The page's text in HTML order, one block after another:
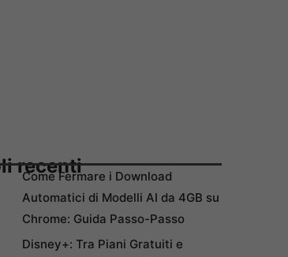
recenti
Come Fermare i Download
Automatici di Modelli AI da 4GB su
Chrome: Guida Passo-Passo
Disney+: Tra Piani Gratuiti e